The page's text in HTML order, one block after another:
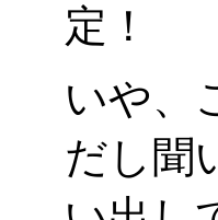
定！
いや、
だし聞